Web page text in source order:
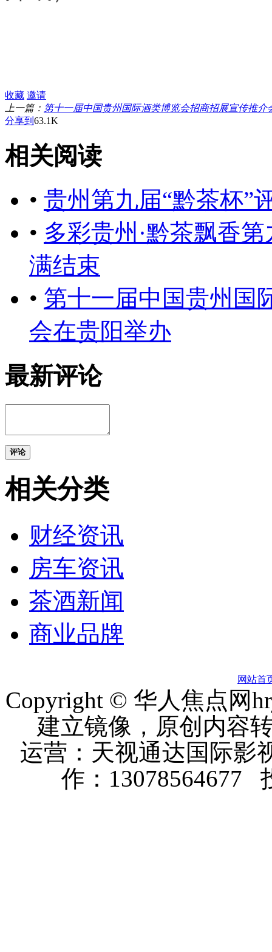
收藏 邀请
上一篇： 第十一届中国贵州国际酒类博览会招商招展宣传推介
分享到 63.1K
相关阅读
• 贵州第九届“黔茶杯”
• 多彩贵州·黔茶飘香
满结束
• 第十一届中国贵州国
会在贵阳举办
最新评论
评论
相关分类
财经资讯
房车资讯
茶酒新闻
商业品牌
网站首
Copyright © 华人焦点网
建立镜像，原创内容
运营：天视通达国际
作：13078564677